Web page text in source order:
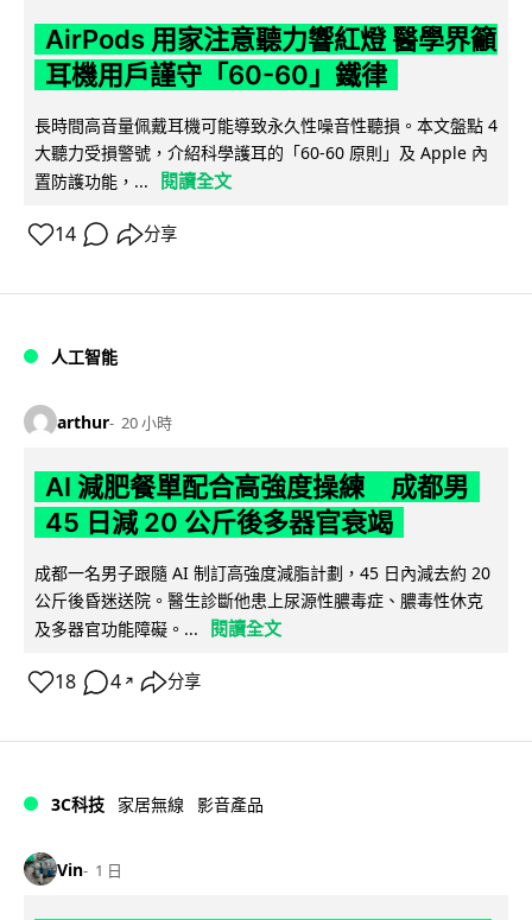
AirPods 用家注意聽力響紅燈 醫學界籲
耳機用戶謹守「60-60」鐵律
長時間高音量佩戴耳機可能導致永久性噪音性聽損。本文盤點 4
大聽力受損警號，介紹科學護耳的「60-60 原則」及 Apple 內
置防護功能，...
閱讀全文
14 分享
人工智能
arthur 20 小時
AI 減肥餐單配合高強度操練 成都男
45 日減 20 公斤後多器官衰竭
成都一名男子跟隨 AI 制訂高強度減脂計劃，45 日內減去約 20
公斤後昏迷送院。醫生診斷他患上尿源性膿毒症、膿毒性休克
及多器官功能障礙。...
閱讀全文
18 4 ↗ 分享
3C科技 家居無線 影音產品
Vin 1 日